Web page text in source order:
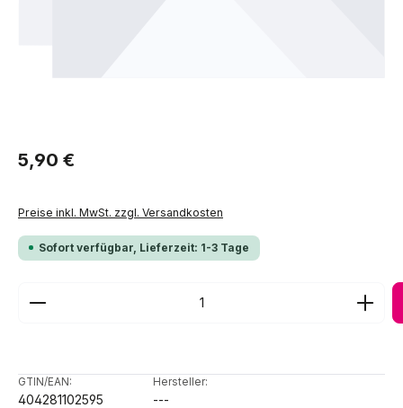
Regulärer Preis:
5,90 €
Preise inkl. MwSt. zzgl. Versandkosten
Sofort verfügbar, Lieferzeit: 1-3 Tage
Produkt Anzahl: Gib den gewünschten Wert ein
GTIN/EAN:
404281102595
Hersteller:
---